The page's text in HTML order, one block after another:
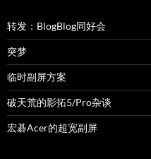
转发：BlogBlog同好会
突梦
临时副屏方案
破天荒的影拓5/Pro杂谈
宏碁Acer的超宽副屏